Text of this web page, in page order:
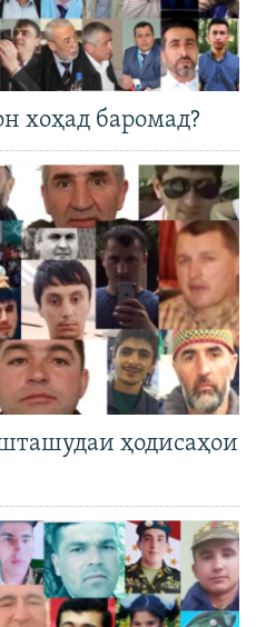
хоҳад баромад?
ҳодисаҳои